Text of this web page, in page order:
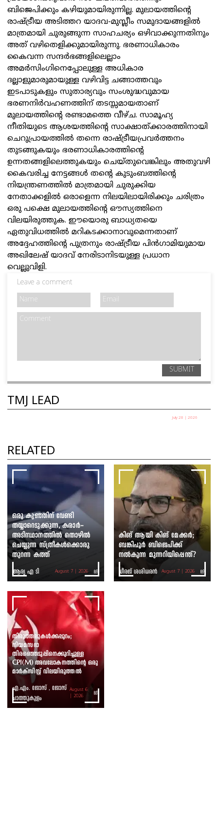
ബിജെപിക്കും കഴിയുമായിരുന്നില്ല. മുലായത്തിന്റെ
രാഷ്ട്രീയ അടിത്തറ യാദവ-മുസ്ലീം സമുദായങ്ങളില്‍
മാത്രമായി ചുരുങ്ങുന്ന സാഹചര്യം ഒഴിവാക്കുന്നതിനും
അത്‌ വഴിതെളിക്കുമായിരുന്നു. ഭരണാധികാരം
കൈവന്ന സന്ദര്‍ഭങ്ങളിലെല്ലാം
അമര്‍സിംഗിനെപ്പോലുള്ള അധികാര
ദല്ലാളുമാരുമായുള്ള വഴിവിട്ട ചങ്ങാത്തവും
ഇടപാടുകളും സുതാര്യവും സംശുദ്ധവുമായ
ഭരണനിര്‍വഹണത്തിന്‌ തടസ്സമായതാണ്‌
മുലായത്തിന്റെ രണ്ടാമത്തെ വീഴ്‌ച. സാമൂഹ്യ
നീതിയുടെ ആശയത്തിന്റെ സാക്ഷാത്‌ക്കാരത്തിനായി
ചെറുപ്രായത്തില്‍ തന്നെ രാഷ്ട്രീയപ്രവര്‍ത്തനം
തുടങ്ങുകയും ഭരണാധികാരത്തിന്റെ
ഉന്നതങ്ങളിലെത്തുകയും ചെയ്‌തുവെങ്കിലും അതുവഴി
കൈവരിച്ച നേട്ടങ്ങള്‍ തന്റെ കുടുംബത്തിന്റെ
നിയന്ത്രണത്തില്‍ മാത്രമായി ചുരുക്കിയ
നേതാക്കളില്‍ ഒരാളെന്ന നിലയിലായിരിക്കും ചരിത്രം
ഒരു പക്ഷെ മുലായത്തിന്റെ ഔസ്യത്തിനെ
വിലയിരുത്തുക. ഈയൊരു ബാധ്യതയെ
ഏതുവിധത്തില്‍ മറികടക്കാനാവുമെന്നതാണ്‌
അദ്ദേഹത്തിന്റെ പുത്രനും രാഷ്ട്രീയ പിന്‍ഗാമിയുമായ
അഖിലേഷ്‌ യാദവ്‌ നേരിടാനിടയുള്ള പ്രധാന
വെല്ലുവിളി.
Leave a comment
SUBMIT
TMJ LEAD
July 28 | 2026
RELATED
ഒരു കുഞ്ഞിന് വേണ്ടി
തയ്യാറെടുക്കുന്ന, കരാർ-
അടിസ്ഥാനത്തിൽ തൊഴിൽ
ചെയ്യുന്ന സ്ത്രീകൾക്കൊരു
തുറന്ന കത്ത്
ആര്യ എ ടി August 7 | 2026
കിങ് ആയി കിങ് മേക്കർ;
ബങ്കിപൂർ ബിജെപിക്ക്
നൽകുന്ന മുന്നറിയിപ്പെന്ത്?
ധീരജ് ശശിധരൻ August 7 | 2026
തിരുത്തലുകൾക്കപ്പുറം;
നിയമസഭാ
തിരഞ്ഞെടുപ്പിനെക്കുറിച്ചുള്ള
CPI(M) അവലോകനത്തിന്റെ ഒരു
മാർക്സിസ്റ്റ് വിലയിരുത്തൽ
എ.എം. ജോസ് , ജോസ്
ചാത്തുകുളം
August 6
| 2026